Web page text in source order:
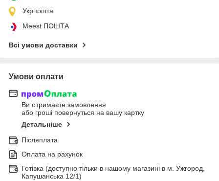
Укрпошта
Meest ПОШТА
Всі умови доставки
Умови оплати
Ви отримаєте замовлення
або гроші повернуться на вашу картку
Детальніше
Післяплата
Оплата на рахунок
Готівка (доступно тільки в нашому магазині в м. Ужгород,
Капушанська 12/1)